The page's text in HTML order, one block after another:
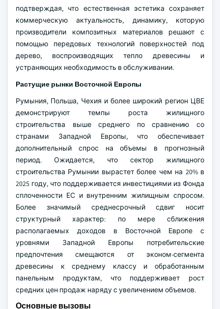
подтверждая, что естественная эстетика сохраняет
коммерческую актуальность, динамику, которую
производители композитных материалов решают с
помощью передовых технологий поверхностей под
дерево, воспроизводящих тепло древесины и
устраняющих необходимость в обслуживании.
Растущие рынки Восточной Европы
Румыния, Польша, Чехия и более широкий регион ЦВЕ
демонстрируют темпы роста жилищного
строительства выше среднего по сравнению со
странами Западной Европы, что обеспечивает
дополнительный спрос на объемы в прогнозный
период. Ожидается, что сектор жилищного
строительства Румынии вырастет более чем на 20% в
2025 году, что поддерживается инвестициями из Фонда
сплоченности ЕС и внутренним жилищным спросом.
Более значимый среднесрочный сдвиг носит
структурный характер: по мере сближения
располагаемых доходов в Восточной Европе с
уровнями Западной Европы потребительские
предпочтения смещаются от эконом-сегмента
древесины к среднему классу и обработанным
панельным продуктам, что поддерживает рост
средних цен продаж наряду с увеличением объемов.
Основные вызовы